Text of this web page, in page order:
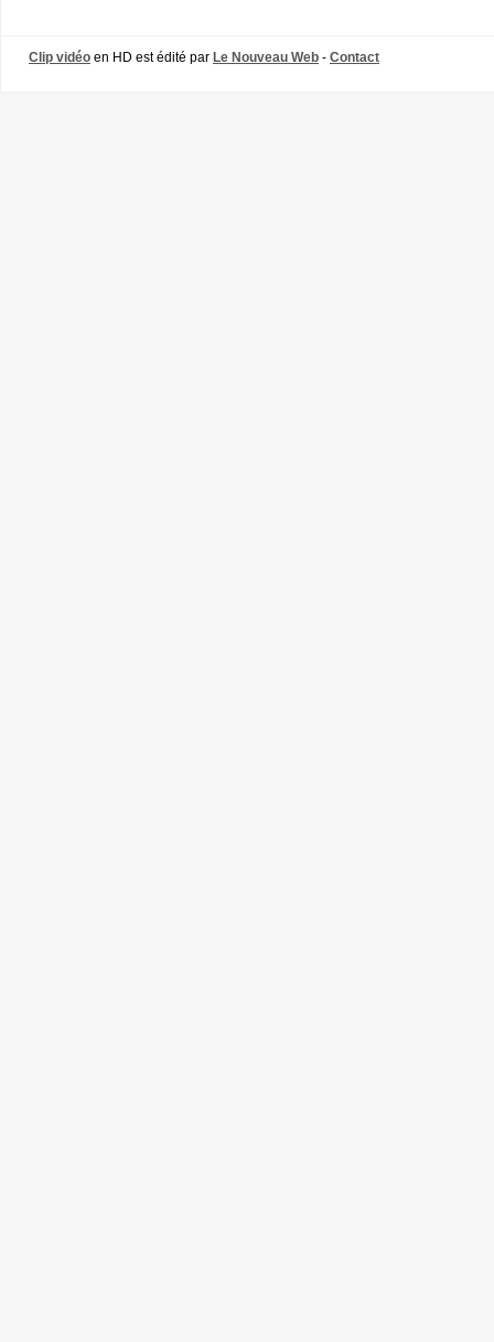
Clip vidéo en HD est édité par Le Nouveau Web - Contact